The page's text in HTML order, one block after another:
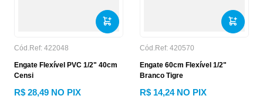
Cód.Ref: 422048
Engate Flexível PVC 1/2" 40cm
Censi
R$ 28,49 NO PIX
Cód.Ref: 420570
Engate 60cm Flexível 1/2"
Branco Tigre
R$ 14,24NO PIX